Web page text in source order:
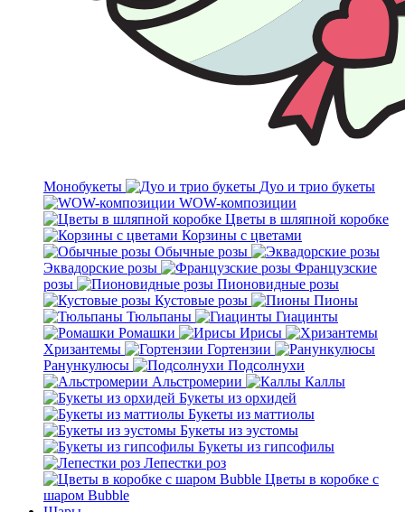
Монобукеты
Дуо и трио букеты
WOW-композиции
Цветы в шляпной коробке
Корзины с цветами
Обычные розы
Эквадорские розы
Французские
розы
Пионовидные розы
Кустовые розы
Пионы
Тюльпаны
Гиацинты
Ромашки
Ирисы
Хризантемы
Гортензии
Ранункулюсы
Подсолнухи
Альстромерии
Каллы
Букеты из орхидей
Букеты из маттиолы
Букеты из эустомы
Букеты из гипсофилы
Лепестки роз
Цветы в коробке с
шаром Bubble